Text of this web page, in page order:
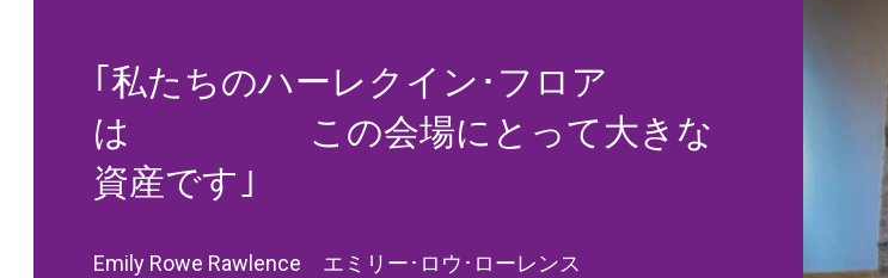
｢私たちのハーレクイン･フロア
は この会場にとって大きな
資産です｣
Emily Rowe Rawlence エミリー･ロウ･ローレンス